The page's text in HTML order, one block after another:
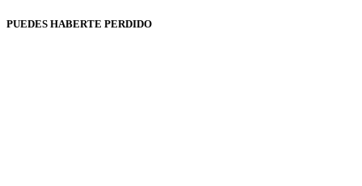
PUEDES HABERTE PERDIDO